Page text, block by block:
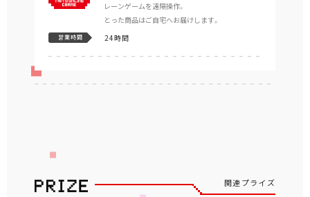
レーンゲームを遠隔操作。
とった商品はご自宅へお届けします。
営業時間 24時間
関連プライズ